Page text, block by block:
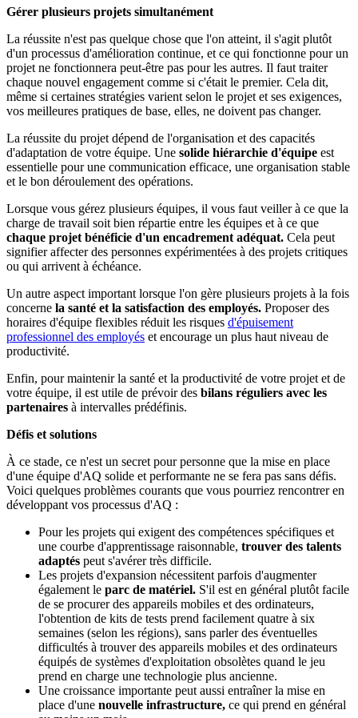
Gérer plusieurs projets simultanément
La réussite n'est pas quelque chose que l'on atteint, il s'agit plutôt
d'un processus d'amélioration continue, et ce qui fonctionne pour un
projet ne fonctionnera peut-être pas pour les autres. Il faut traiter
chaque nouvel engagement comme si c'était le premier. Cela dit,
même si certaines stratégies varient selon le projet et ses exigences,
vos meilleures pratiques de base, elles, ne doivent pas changer.
La réussite du projet dépend de l'organisation et des capacités
d'adaptation de votre équipe. Une solide hiérarchie d'équipe est
essentielle pour une communication efficace, une organisation stable
et le bon déroulement des opérations.
Lorsque vous gérez plusieurs équipes, il vous faut veiller à ce que la
charge de travail soit bien répartie entre les équipes et à ce que
chaque projet bénéficie d'un encadrement adéquat. Cela peut
signifier affecter des personnes expérimentées à des projets critiques
ou qui arrivent à échéance.
Un autre aspect important lorsque l'on gère plusieurs projets à la fois
concerne la santé et la satisfaction des employés. Proposer des
horaires d'équipe flexibles réduit les risques d'épuisement
professionnel des employés et encourage un plus haut niveau de
productivité.
Enfin, pour maintenir la santé et la productivité de votre projet et de
votre équipe, il est utile de prévoir des bilans réguliers avec les
partenaires à intervalles prédéfinis.
Défis et solutions
À ce stade, ce n'est un secret pour personne que la mise en place
d'une équipe d'AQ solide et performante ne se fera pas sans défis.
Voici quelques problèmes courants que vous pourriez rencontrer en
développant vos processus d'AQ :
Pour les projets qui exigent des compétences spécifiques et
une courbe d'apprentissage raisonnable, trouver des talents
adaptés peut s'avérer très difficile.
Les projets d'expansion nécessitent parfois d'augmenter
également le parc de matériel. S'il est en général plutôt facile
de se procurer des appareils mobiles et des ordinateurs,
l'obtention de kits de tests prend facilement quatre à six
semaines (selon les régions), sans parler des éventuelles
difficultés à trouver des appareils mobiles et des ordinateurs
équipés de systèmes d'exploitation obsolètes quand le jeu
prend en charge une technologie plus ancienne.
Une croissance importante peut aussi entraîner la mise en
place d'une nouvelle infrastructure, ce qui prend en général